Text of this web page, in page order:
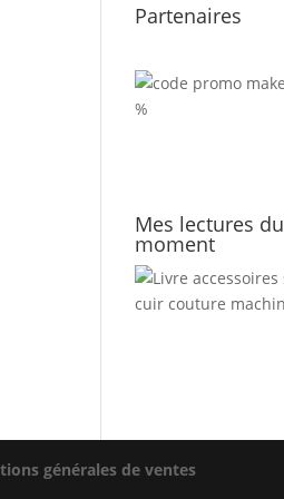
Partenaires
Mes lectures du
moment
générales de ventes